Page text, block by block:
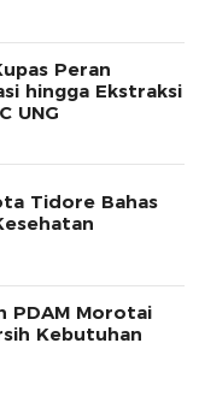
Peran
hingga Ekstraksi
UNG
Tidore Bahas
PDAM Morotai
Kebutuhan